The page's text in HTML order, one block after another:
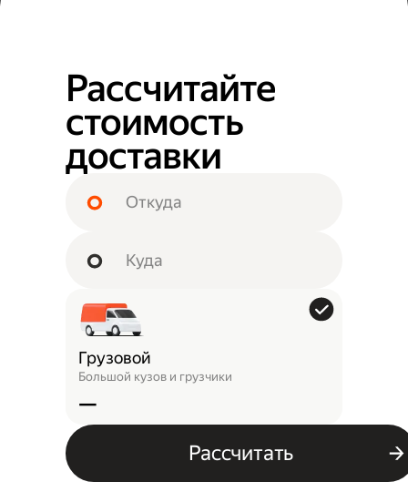
Рассчитайте
стоимость
доставки
Грузовой
Большой кузов и грузчики
—
Рассчитать